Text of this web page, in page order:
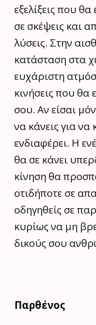
εξελίξεις που
σε σκέψεις και
λύσεις. Στην
κατάσταση στα
ευχάριστη
κινήσεις που
σου. Αν είσαι
να κάνεις για να
ενδιαφέρει. Η
θα σε κάνει
κίνηση θα
οτιδήποτε σε
οδηγηθείς σε
κυρίως να μη
δικούς σου
Παρθένος